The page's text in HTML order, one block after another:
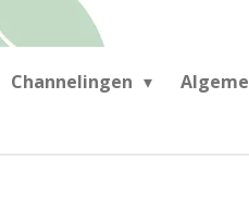
Channelingen